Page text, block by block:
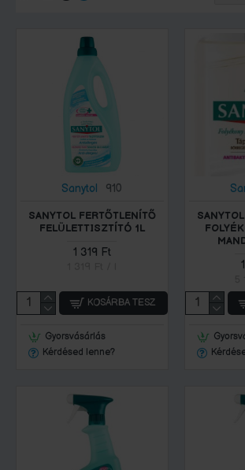
Sanytol 910
SANYTOL FERTŐTLENÍTŐ
FELÜLETTISZTÍTÓ 1L
1 319 Ft
KOSÁRBA TESZ
Gyorsvásárlás
Kérdésed lenne?